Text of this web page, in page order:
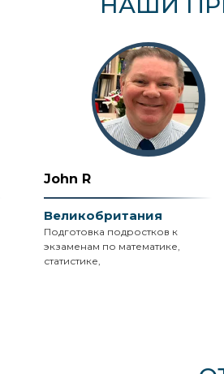
John R
Великобритания
Подготовка подростков к
экзаменам по математике,
статистике,